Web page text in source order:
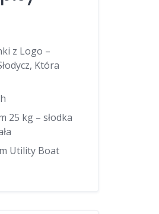
z Logo –
Która
25 kg – słodka
Utility Boat